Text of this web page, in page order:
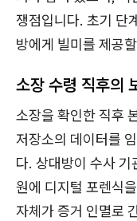
쟁점입니다. 초기 단
방에게 빌미를 제공
소장 수령 직후의
소장을 확인한 직후
저장소의 데이터를
다. 상대방이 수사 기
원에 디지털 포렌식
자체가 증거 인멸로